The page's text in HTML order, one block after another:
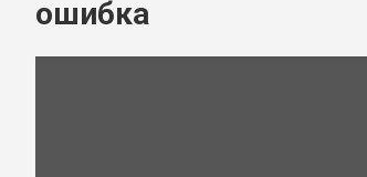
ошибка